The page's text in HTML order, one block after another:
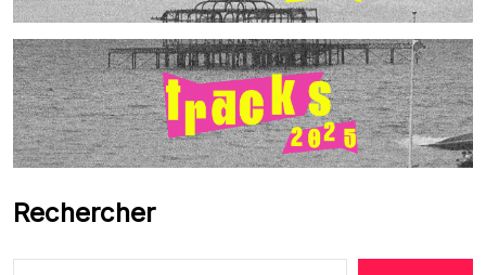
Rechercher